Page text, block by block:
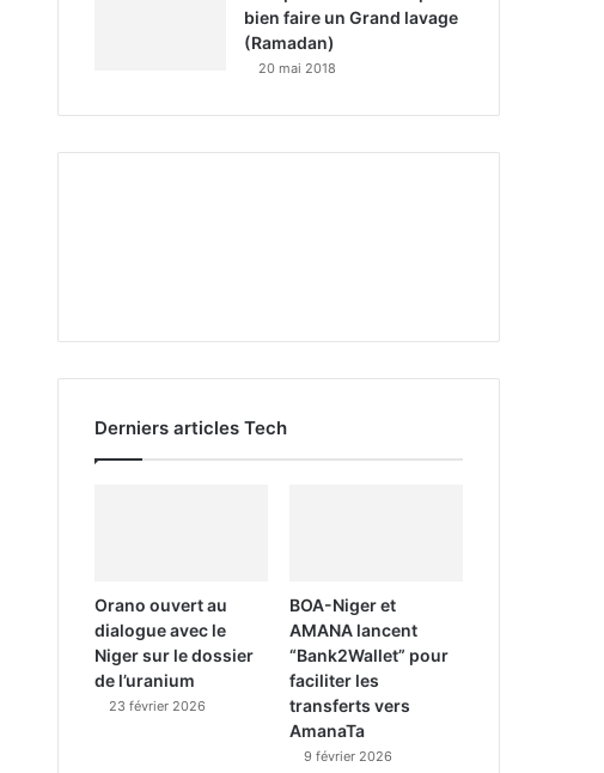
bien faire un Grand lavage
(Ramadan)
20 mai 2018
Derniers articles Tech
Orano ouvert au
dialogue avec le
Niger sur le dossier
de l’uranium
23 février 2026
BOA-Niger et
AMANA lancent
“Bank2Wallet” pour
faciliter les
transferts vers
AmanaTa
9 février 2026